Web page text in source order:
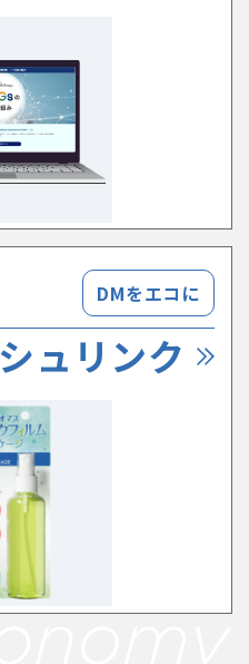
DMをエコに
シュリンク